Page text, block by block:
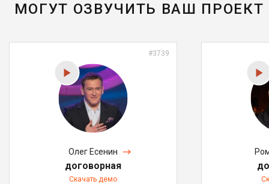
МОГУТ ОЗВУЧИТЬ ВАШ ПРОЕКТ
#3739
Олег Есенин
договорная
Скачать демо